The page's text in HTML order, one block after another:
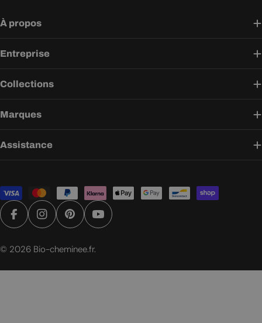
À propos
Entreprise
Collections
Marques
Assistance
Modes
de
paiement
FacebookInstagramPinterestYouTube
© 2026 Bio-cheminee.fr.